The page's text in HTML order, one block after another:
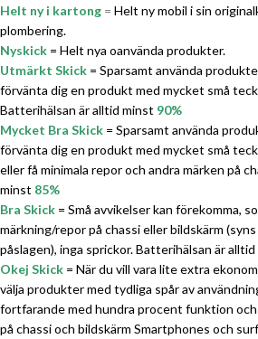
Helt ny i kartong = Helt ny mobil i sin
plombering.
Nyskick = Helt nya oanvända produkter.
Utmärkt Skick = Sparsamt använda
förvänta dig en produkt med mycket små
Batterihälsan är alltid minst 90%
Mycket Bra Skick = Sparsamt använda
förvänta dig en produkt med mycket små
eller få minimala repor och andra märken på
minst 85%
Bra Skick = Små avvikelser kan förekomma,
märkning/repor på chassi eller bildskärm
påslagen), inga sprickor. Batterihälsan är
Okej Skick = När du vill vara lite extra
välja produkter med tydliga spår av
fortfarande med hundra procent funktion
på chassi och bildskärm Smartphones och